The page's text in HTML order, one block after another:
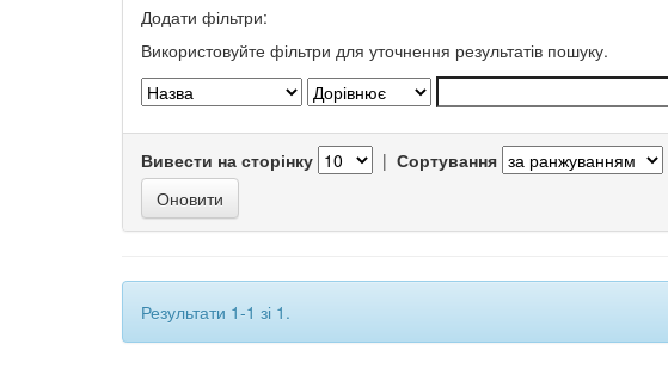
Додати фільтри:
Використовуйте фільтри для уточнення результатів пошуку.
Вивести на сторінку | Сортування
Результати 1-1 зі 1.